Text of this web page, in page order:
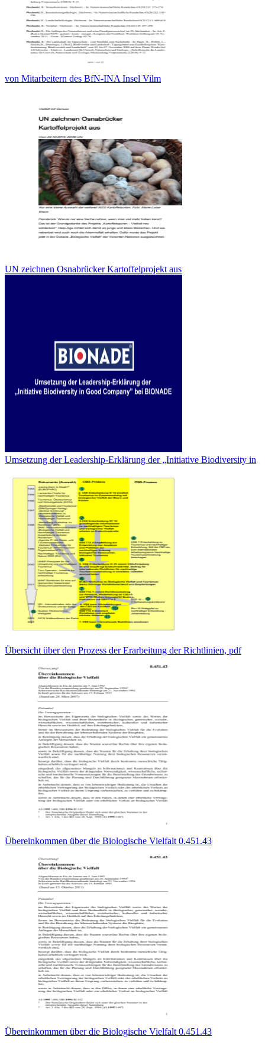
von Mitarbeitern des BfN-INA Insel Vilm
UN zeichnen Osnabrücker Kartoffelprojekt aus
Umsetzung der Leadership-Erklärung der „Initiative Biodiversity in
Übersicht über den Prozess der Erarbeitung der Richtlinien, pdf
Übereinkommen über die Biologische Vielfalt 0.451.43
Übereinkommen über die Biologische Vielfalt 0.451.43